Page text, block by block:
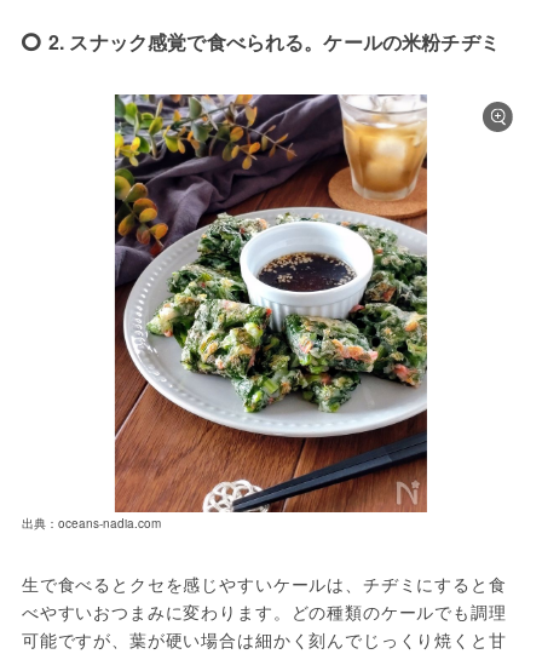
2. スナック感覚で食べられる。ケールの米粉チヂミ
出典：oceans-nadia.com
生で食べるとクセを感じやすいケールは、チヂミにすると食
べやすいおつまみに変わります。どの種類のケールでも調理
可能ですが、葉が硬い場合は細かく刻んでじっくり焼くと甘